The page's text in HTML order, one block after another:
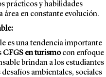
prácticos y habilidades
área en constante evolución.
es una tendencia importante
CFGS en turismocon enfoque
brindan a los estudiantes
ambientales, sociales